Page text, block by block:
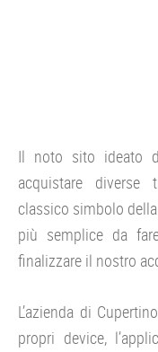
Il noto sito ideato
acquistare
classico simbolo
più semplice da
finalizzare il nostro
L’azienda di
propri device,